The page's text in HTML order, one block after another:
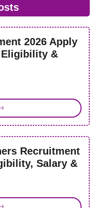
2026 Apply
Eligibility &
Recruitment
Salary &